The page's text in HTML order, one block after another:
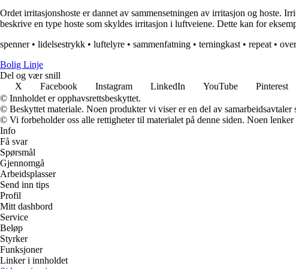
Ordet irritasjonshoste er dannet av sammensetningen av irritasjon og hoste.
beskrive en type hoste som skyldes irritasjon i luftveiene. Dette kan for
spenner• lidelsestrykk • luftelyre • sammenfatning • terningkast • repeat •
Bolig Linje
Del og vær snill
X
Facebook Instagram LinkedIn YouTube Pinterest
© Innholdet er opphavsrettsbeskyttet.
© Beskyttet materiale. Noen produkter vi viser er en del av samarbeidsavtaler
© Vi forbeholder oss alle rettigheter til materialet på denne siden. Noen
Info
Få svar
Spørsmål
Gjennomgå
Arbeidsplasser
Send inn tips
Profil
Mitt dashbord
Service
Beløp
Styrker
Funksjoner
Linker i innholdet